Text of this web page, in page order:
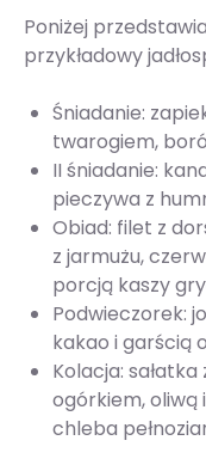
Poniżej
przykładowy
Śniadanie:
twarogiem,
II śniadanie:
pieczywa z
Obiad: filet z
z jarmużu,
porcją kaszy
Podwieczorek:
kakao i garścią
Kolacja:
ogórkiem, oliwą
chleba